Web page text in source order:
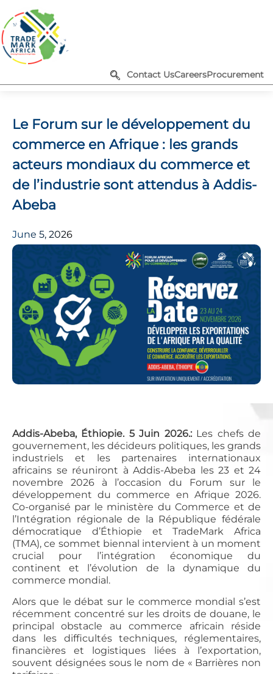
Contact UsCareersProcurement
Le Forum sur le développement du
commerce en Afrique : les grands
acteurs mondiaux du commerce et
de l’industrie sont attendus à Addis-
Abeba
June 5, 2026
Addis-Abeba, Éthiopie. 5 Juin 2026.: Les chefs de
gouvernement, les décideurs politiques, les grands
industriels et les partenaires internationaux
africains se réuniront à Addis-Abeba les 23 et 24
novembre 2026 à l’occasion du Forum sur le
développement du commerce en Afrique 2026.
Co-organisé par le ministère du Commerce et de
l’Intégration régionale de la République fédérale
démocratique d’Éthiopie et TradeMark Africa
(TMA), ce sommet biennal intervient à un moment
crucial pour l’intégration économique du
continent et l’évolution de la dynamique du
commerce mondial.
Alors que le débat sur le commerce mondial s’est
récemment concentré sur les droits de douane, le
principal obstacle au commerce africain réside
dans les difficultés techniques, réglementaires,
financières et logistiques liées à l’exportation,
souvent désignées sous le nom de « Barrières non